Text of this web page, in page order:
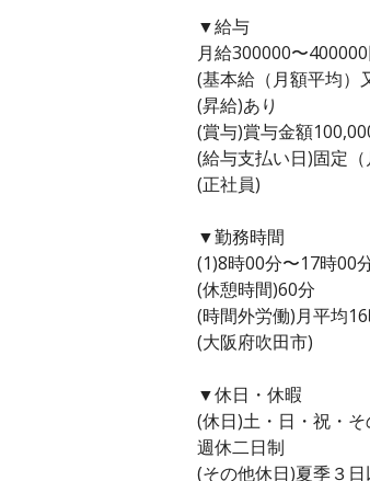
▼給与
月給300000〜
(基本給（月額平均）
(昇給)あり
(賞与)賞与金額
(給与支払い日)固定
(正社員)
▼勤務時間
(1)8時00分〜17時00
(休憩時間)60分
(時間外労働)月平均
(大阪府吹田市)
▼休日・休暇
(休日)土・日・祝・
週休二日制
(その他休日)夏季３